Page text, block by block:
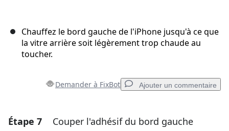
Chauffez le bord gauche de l'iPhone jusqu'à ce que
la vitre arrière soit légèrement trop chaude au
toucher.
Demander à FixBot Ajouter un commentaire
Ajouter un commentaire
Étape 7 Couper l'adhésif du bord gauche